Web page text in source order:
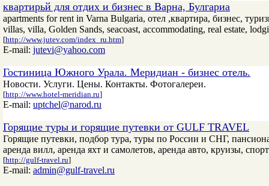
квартирьй для отдих и бизнес в Варна, Булгариа
apartments for rent in Varna Bulgaria, отел ,квартира, бизнес,
villas, villa, Golden Sands, seacoast, accommodating, real estate,
[http://www.jutev.com/index_ru.htm]
E-mail: jutevi@yahoo.com
Гостиница Южного Урала. Меридиан - бизнес отель.
Новости. Услуги. Цены. Контакты. Фотогалереи.
[http://www.hotel-meridian.ru]
E-mail: uptchel@narod.ru
Горящие туры и горящие путевки от GULF TRAVEL
Горящие путевки, подбор тура, туры по России и СНГ,
аренда вилл, аренда яхт и самолетов, аренда авто, круизы,
[http://gulf-travel.ru]
E-mail: admin@gulf-travel.ru